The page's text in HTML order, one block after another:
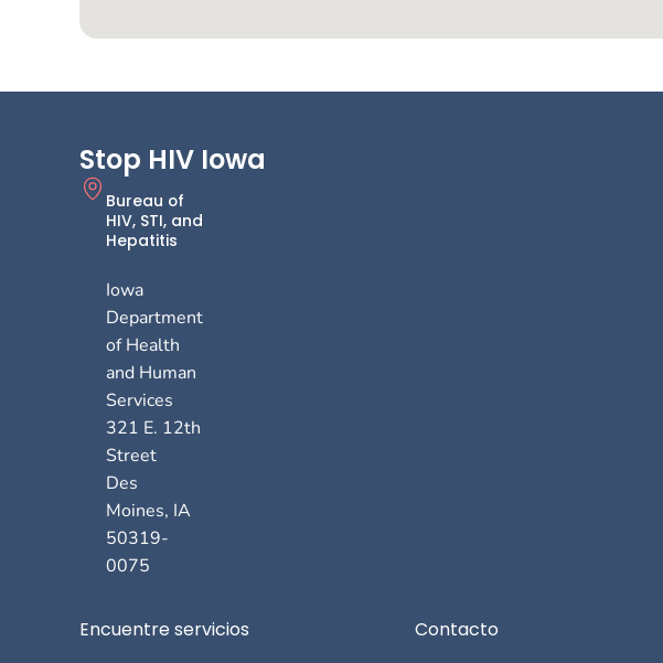
Stop HIV Iowa
Bureau of
HIV, STI, and
Hepatitis
Iowa
Department
of Health
and Human
Services
321 E. 12th
Street
Des
Moines, IA
50319-
0075
Footer
Encuentre servicios
Contacto